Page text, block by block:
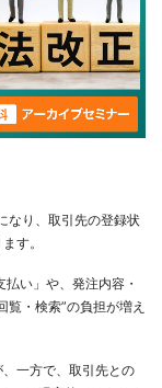
なり、取引先の登録状
す。
い」や、発注内容・
・検索”の負担が増え
一方で、取引先との